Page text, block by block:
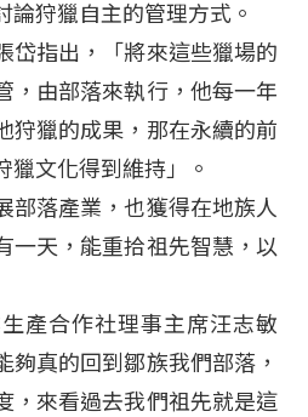
論狩獵自主的管理方式。
岱指出，「將來這些獵場的
，由部落來執行，他每一年
狩獵的成果，那在永續的前
獵文化得到維持」。
部落產業，也獲得在地族人
一天，能重拾祖先智慧，以
產合作社理事主席汪志敏
夠真的回到鄒族我們部落，
，來看過去我們祖先就是這